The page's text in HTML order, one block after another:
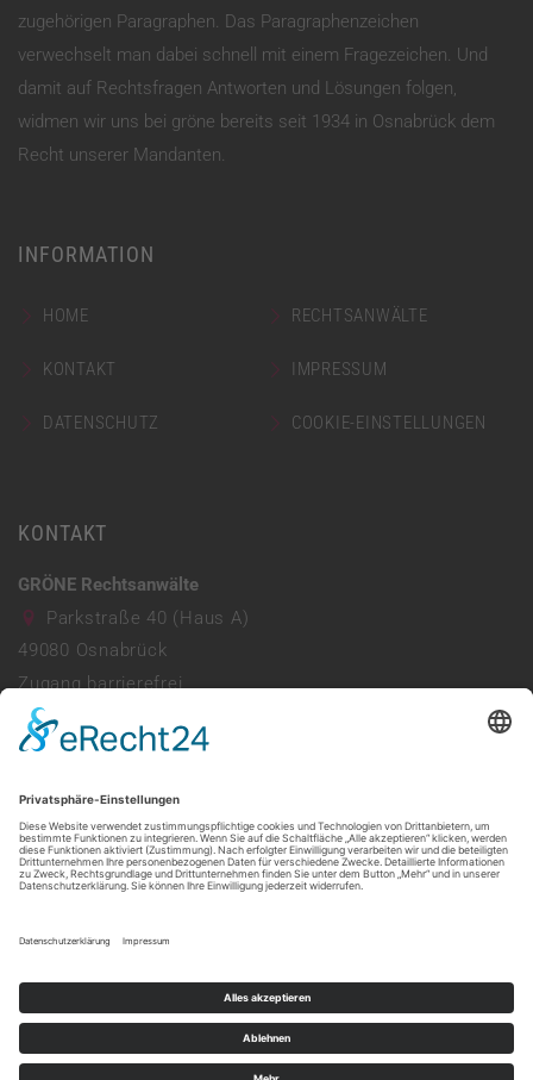
zugehörigen Paragraphen. Das Paragraphenzeichen
verwechselt man dabei schnell mit einem Fragezeichen. Und
damit auf Rechtsfragen Antworten und Lösungen folgen,
widmen wir uns bei gröne bereits seit 1934 in Osnabrück dem
Recht unserer Mandanten.
INFORMATION
HOME RECHTSANWÄLTE
KONTAKT IMPRESSUM
DATENSCHUTZ COOKIE-EINSTELLUNGEN
KONTAKT
GRÖNE Rechtsanwälte
Parkstraße 40 (Haus A)
49080 Osnabrück
Zugang barrierefrei
Parkhaus vorhanden
Mo - Do: 08:00 - 13:00 & 14:00 - 17:30
Freitag: 08:00 - 13:30
made by mumbomedia